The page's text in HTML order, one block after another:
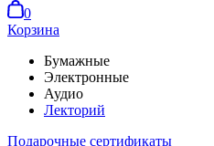
0
Корзина
Бумажные
Электронные
Аудио
Лекторий
Подарочные сертификаты